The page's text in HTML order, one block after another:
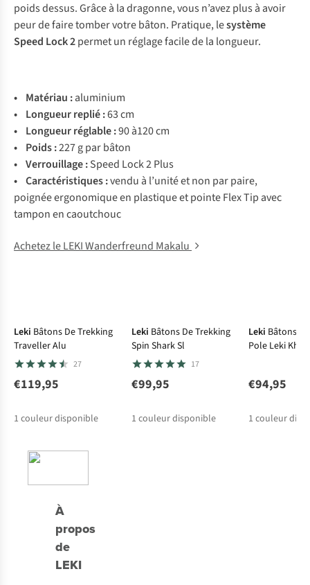
poids dessus. Grâce à la dragonne, vous n’avez plus à avoir
peur de faire tomber votre bâton. Pratique, lesystème
Speed Lock 2permet un réglage facile de la longueur.
• Matériau :aluminium
• Longueur replié :63 cm
• Longueur réglable :90 à120 cm
• Poids :227 g par bâton
• Verrouillage :Speed Lock 2 Plus
• Caractéristiques :vendu à l’unité et non par paire,
poignée ergonomique en plastique et pointe Flex Tip avec
tampon en caoutchouc
Achetez le LEKI Wanderfreund Makalu
Leki Bâtons De Trekking
Traveller Alu
27
€119,95
1 couleur disponible
Leki Bâtons De Trekking
Spin Shark Sl
17
€99,95
1 couleur disponible
Leki Bâtons
Pole Leki
€94,95
1 couleur
À
propos
de
LEKI